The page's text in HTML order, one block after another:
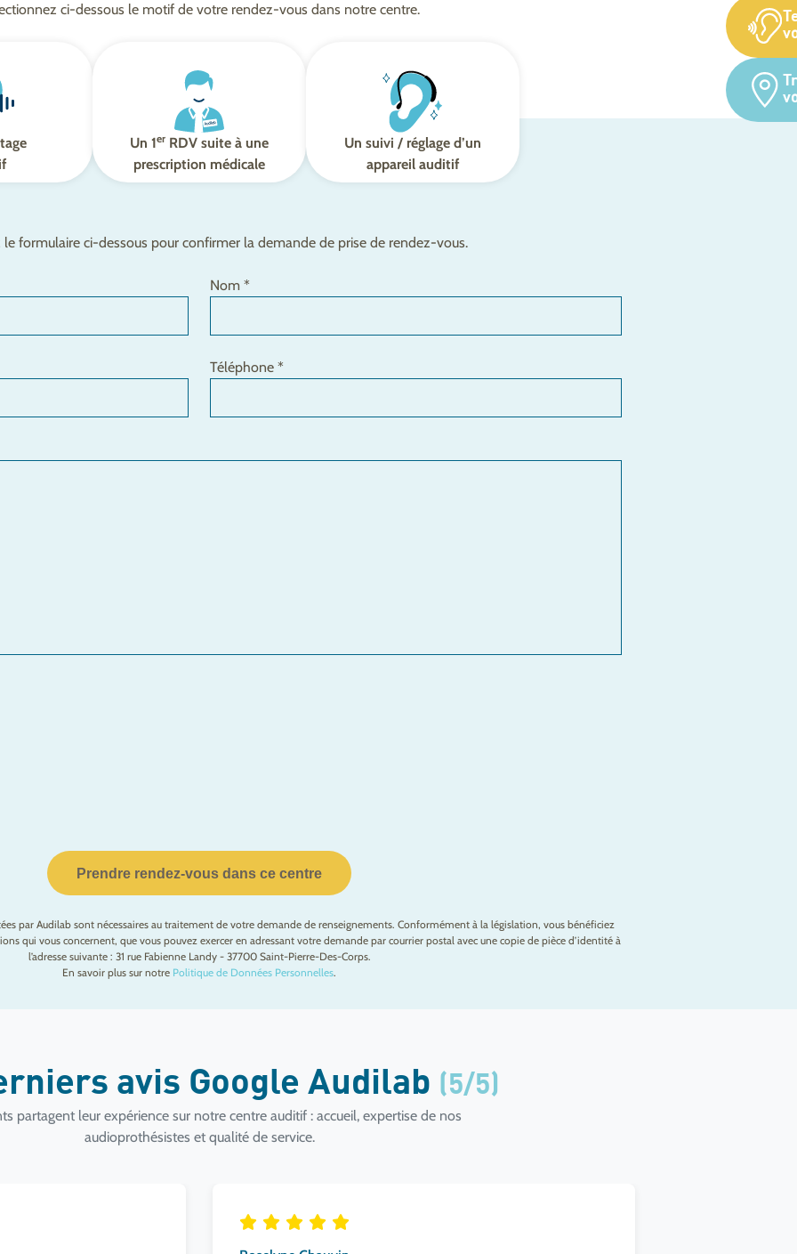
ci-dessous le motif de votre rendez-vous dans notre centre.
Un 1er RDV suite à une
prescription médicale
Un suivi / réglage d’un
appareil auditif
le formulaire ci-dessous pour confirmer la demande de prise de rendez-vous.
Nom *
Téléphone *
Prendre rendez-vous dans ce centre
par Audilab sont nécessaires au traitement de votre demande de renseignements. Conformément à la législation, vous bénéficiez
qui vous concernent, que vous pouvez exercer en adressant votre demande par courrier postal avec une copie de pièce d’identité à
l’adresse suivante : 31 rue Fabienne Landy - 37700 Saint-Pierre-Des-Corps.
En savoir plus sur notre Politique de Données Personnelles.
avis Google Audilab (5/5)
partagent leur expérience sur notre centre auditif : accueil, expertise de nos
audioprothésistes et qualité de service.